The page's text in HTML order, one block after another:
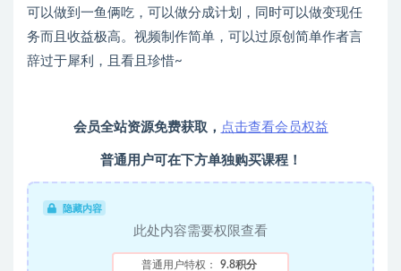
可以做到一鱼俩吃，可以做分成计划，同时可以做变现任
务而且收益极高。视频制作简单，可以过原创简单作者言
辞过于犀利，且看且珍惜~
会员全站资源免费获取， 点击查看会员权益
普通用户可在下方单独购买课程！
隐藏内容
此处内容需要权限查看
普通用户特权： 9.8积分